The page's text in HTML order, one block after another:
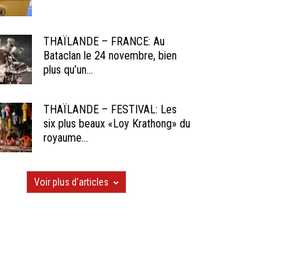
THAÏLANDE – FRANCE: Au
Bataclan le 24 novembre, bien
plus qu’un...
THAÏLANDE – FESTIVAL: Les
six plus beaux «Loy Krathong» du
royaume...
Voir plus d'articles